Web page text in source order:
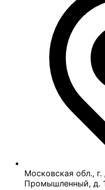
Московская обл.,
Промышленный, д.